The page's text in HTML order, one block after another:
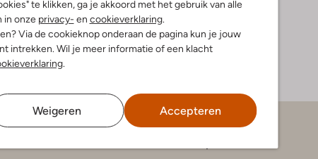
te klikken, ga je akkoord met het gebruik van alle
in onze privacy- en cookieverklaring.
Via de cookieknop onderaan de pagina kun je jouw
intrekken. Wil je meer informatie of een klacht
.
Weigeren Accepteren